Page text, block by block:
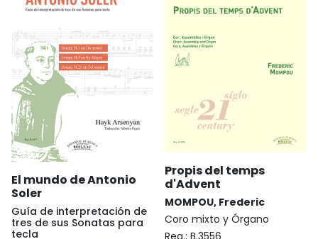
El mundo de Antonio
Soler
Guía de interpretación de
tres de sus Sonatas para
tecla
Propis del temps
d'Advent
MOMPOU, Frederic
Coro mixto y Órgano
Reg.: B.3556